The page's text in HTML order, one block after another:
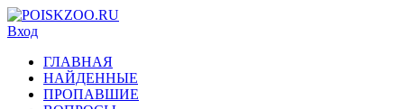
Вход
ГЛАВНАЯ
НАЙДЕННЫЕ
ПРОПАВШИЕ